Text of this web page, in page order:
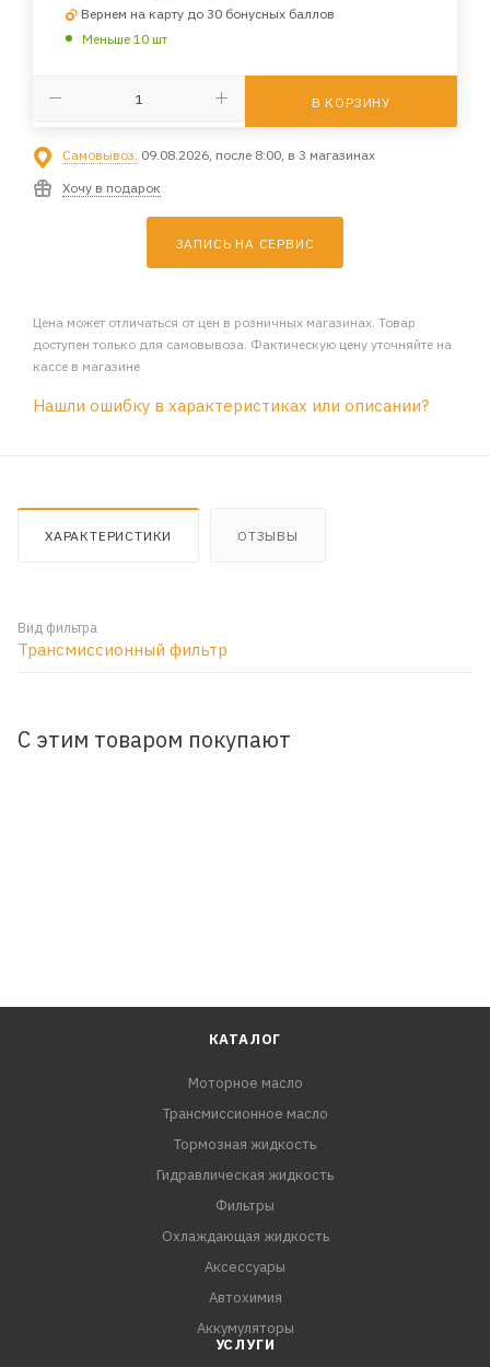
Вернем на карту до 30 бонусных баллов
Меньше 10 шт
В КОРЗИНУ
Самовывоз: 09.08.2026, после 8:00, в 3 магазинах
Хочу в подарок
ЗАПИСЬ НА СЕРВИС
Цена может отличаться от цен в розничных магазинах. Товар
доступен только для самовывоза. Фактическую цену уточняйте на
кассе в магазине
Нашли ошибку в характеристиках или описании?
ХАРАКТЕРИСТИКИ ОТЗЫВЫ
Вид фильтра
Трансмиссионный фильтр
С этим товаром покупают
КАТАЛОГ
Моторное масло
Трансмиссионное масло
Тормозная жидкость
Гидравлическая жидкость
Фильтры
Охлаждающая жидкость
Аксессуары
Автохимия
Аккумуляторы
УСЛУГИ